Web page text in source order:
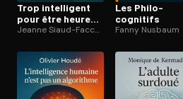
Trop intelligent
pour être heureux
? L’adulte
Jeanne Siaud-Facchin
Les Philo-
cognitifs
Fanny Nusbaum